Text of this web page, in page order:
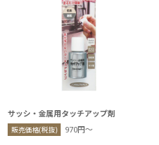
サッシ・金属用タッチアップ剤
販売価格(税抜) 970円〜